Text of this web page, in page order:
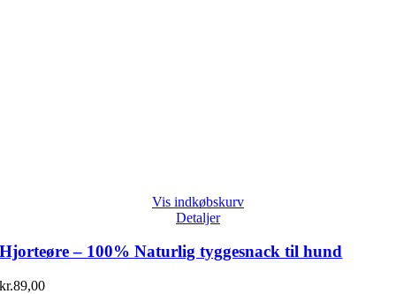
Vis indkøbskurv
Detaljer
Hjorteøre – 100% Naturlig tyggesnack til hund
kr.89,00